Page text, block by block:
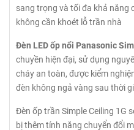
sang trọng và tối đa khả năng
không cần khoét lỗ trần nhà
Đèn LED ốp nổi Panasonic
chuyền hiện đại, sử dụng
cháy an toàn, được kiểm
đèn không ngả vàng sau thời
Đèn ốp trần Simple Ceiling 1G
bị thêm tính năng chuyển đổi